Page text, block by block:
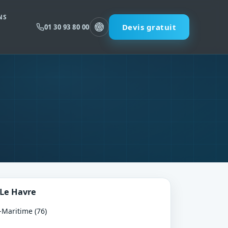
01 30 93 80 00 Devis gratuit
Havre
Maritime (76)